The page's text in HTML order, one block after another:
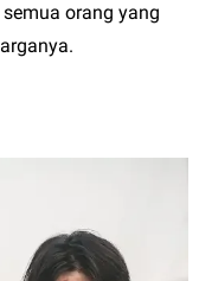
orang yang